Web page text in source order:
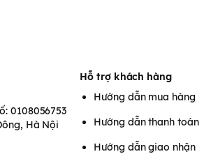
0108056753
Hà Nội
Hỗ trợ khách hàng
Hướng dẫn mua hàng
Hướng dẫn thanh toán
Hướng dẫn giao nhận